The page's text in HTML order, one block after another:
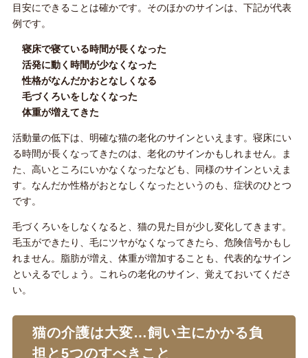
目安にできることは確かです。そのほかのサインは、下記が代表
例です。
寝床で寝ている時間が長くなった
活発に動く時間が少なくなった
性格がなんだかおとなしくなる
毛づくろいをしなくなった
体重が増えてきた
活動量の低下は、明確な猫の老化のサインといえます。寝床にい
る時間が長くなってきたのは、老化のサインかもしれません。ま
た、高いところにいかなくなったなども、同様のサインといえま
す。なんだか性格がおとなしくなったというのも、症状のひとつ
です。
毛づくろいをしなくなると、猫の見た目が少し変化してきます。
毛玉ができたり、毛にツヤがなくなってきたら、危険信号かもし
れません。脂肪が増え、体重が増加することも、代表的なサイン
といえるでしょう。これらの老化のサイン、覚えておいてくださ
い。
猫の介護は大変…飼い主にかかる負
担と5つのすべきこと